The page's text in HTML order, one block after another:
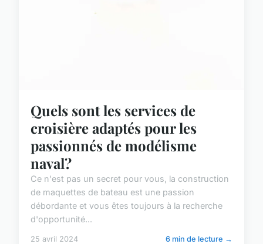
Quels sont les services de
croisière adaptés pour les
passionnés de modélisme
naval?
Ce n'est pas un secret pour vous, la construction
de maquettes de bateau est une passion
débordante et vous êtes toujours à la recherche
d'opportunité...
25 avril 2024 6 min de lecture →